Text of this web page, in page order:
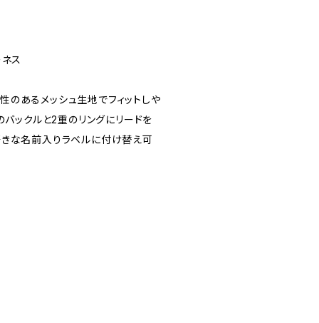
ス
あるメッシュ生地でフィットしや
バックルと2重のリングにリードを
な名前入りラベルに付け替え可